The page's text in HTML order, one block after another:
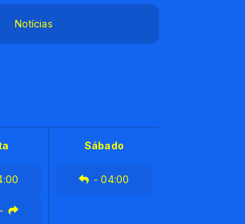
Notícias
-
Sábado
-04:00